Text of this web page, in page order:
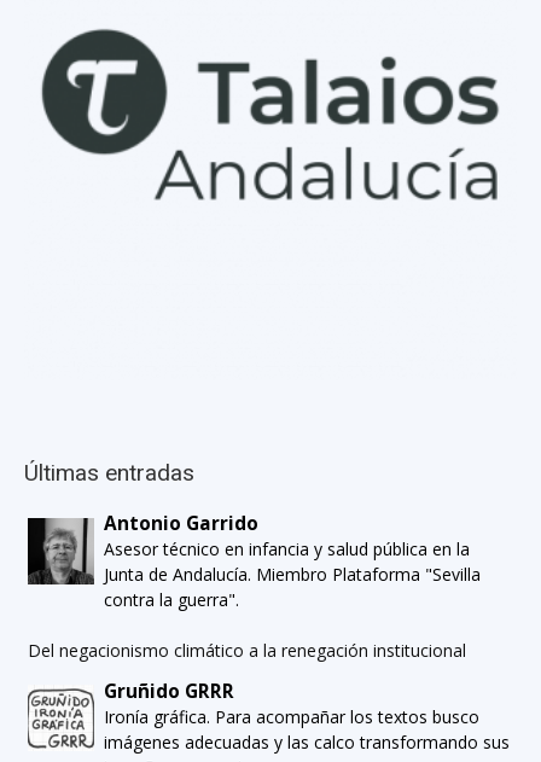
Últimas entradas
Antonio Garrido
Asesor técnico en infancia y salud pública en la
Junta de Andalucía. Miembro Plataforma "Sevilla
contra la guerra".
Del negacionismo climático a la renegación institucional
Gruñido GRRR
Ironía gráfica. Para acompañar los textos busco
imágenes adecuadas y las calco transformando sus